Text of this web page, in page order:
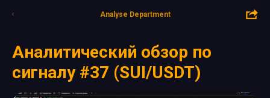
Analyse Department
Аналитический обзор по
сигналу #37 (SUI/USDT)